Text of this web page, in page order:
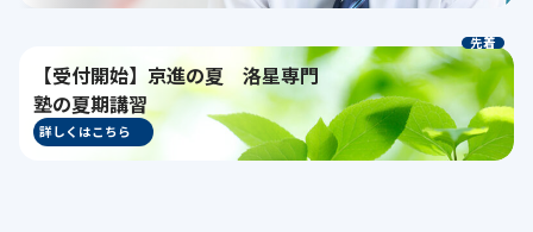
【受付開始】京進の夏 洛星専門
塾の夏期講習
詳しくはこちら
先着